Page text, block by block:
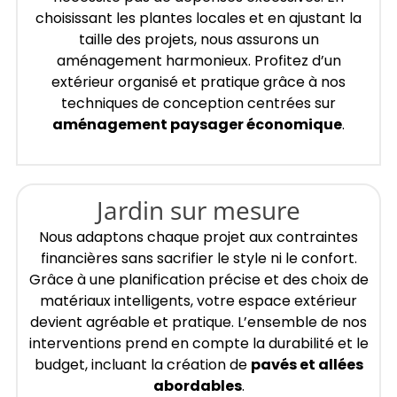
choisissant les plantes locales et en ajustant la
taille des projets, nous assurons un
aménagement harmonieux. Profitez d’un
extérieur organisé et pratique grâce à nos
techniques de conception centrées sur
aménagement paysager économique.
Jardin sur mesure
Nous adaptons chaque projet aux contraintes
financières sans sacrifier le style ni le confort.
Grâce à une planification précise et des choix de
matériaux intelligents, votre espace extérieur
devient agréable et pratique. L’ensemble de nos
interventions prend en compte la durabilité et le
budget, incluant la création de pavés et allées
abordables.